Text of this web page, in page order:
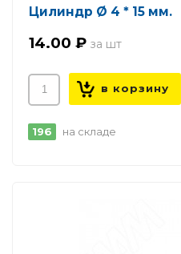
Цилиндр Ø 4 * 15 мм.
14.00 ₽
196 на складе